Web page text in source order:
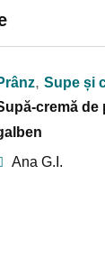
,Supe și
cremă de
Ana G.I.